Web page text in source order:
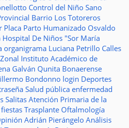
Control del Niño Sano
Barrio Los Totoreros
Placa Parto Humanizado Osvaldo
Hospital De Niños "Sor María
organigrama Luciana Petrillo Calles
Instituto Académico de
Galván Qunita Bonaerense
Bondonno login Deportes
Salud pública enfermedad
Salitas Atención Primaria de la
fiestas Trasplante Oftalmología
Adrián Pierángelo Análisis